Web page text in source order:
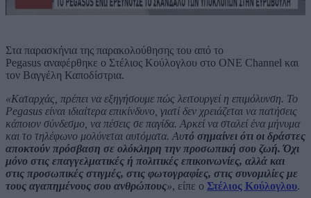
Στα παρασκήνια της παρακολούθησης του από το
Pegasus αναφέρθηκε ο Στέλιος Κούλογλου στο ΟΝΕ Channel και
τον Βαγγέλη Καποδίστρια.
«Καταρχάς, πρέπει να εξηγήσουμε πώς λειτουργεί η επιμόλυνση. Το
Pegasus είναι ιδιαίτερα επικίνδυνο, γιατί δεν χρειάζεται να πατήσεις
κάποιον σύνδεσμο, να πέσεις σε παγίδα. Αρκεί να σταλεί ένα μήνυμα
και το τηλέφωνο μολύνεται αυτόματα. Αυτό σημαίνει ότι οι δράστες
αποκτούν πρόσβαση σε ολόκληρη την προσωπική σου ζωή. Όχι
μόνο στις επαγγελματικές ή πολιτικές επικοινωνίες, αλλά και
στις προσωπικές στιγμές, στις φωτογραφίες, στις συνομιλίες με
τους αγαπημένους σου ανθρώπους», είπε ο Στέλιος Κούλογλου.